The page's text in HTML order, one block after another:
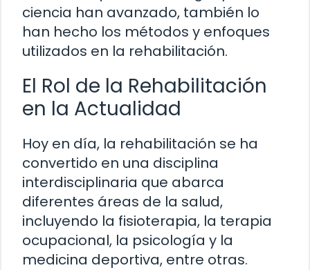
ciencia han avanzado, también lo
han hecho los métodos y enfoques
utilizados en la rehabilitación.
El Rol de la Rehabilitación
en la Actualidad
Hoy en día, la rehabilitación se ha
convertido en una disciplina
interdisciplinaria que abarca
diferentes áreas de la salud,
incluyendo la fisioterapia, la terapia
ocupacional, la psicología y la
medicina deportiva, entre otras.